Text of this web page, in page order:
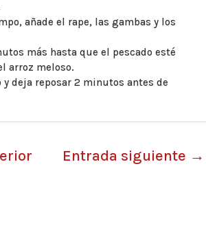
añade el rape, las gambas y los
más hasta que el pescado esté
arroz meloso.
y deja reposar 2 minutos antes de
Entrada siguiente →